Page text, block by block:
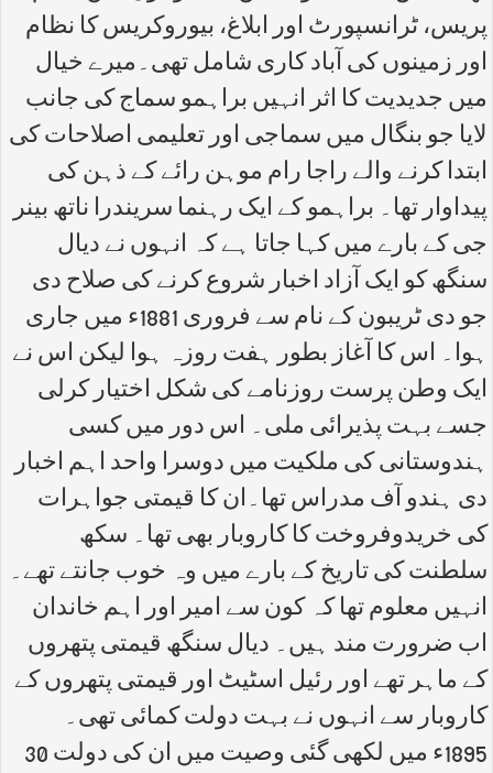
پریس، ٹرانسپورٹ اور ابلاغ، بیوروکریس کا نظام
اور زمینوں کی آباد کاری شامل تھی۔میرے خیال
میں جدیدیت کا اثر انہیں براہمو سماج کی جانب
لایا جو بنگال میں سماجی اور تعلیمی اصلاحات کی
ابتدا کرنے والے راجا رام موہن رائے کے ذہن کی
پیداوار تھا۔ براہمو کے ایک رہنما سریندرا ناتھ بینر
جی کے بارے میں کہا جاتا ہے کہ انہوں نے دیال
سنگھ کو ایک آزاد اخبار شروع کرنے کی صلاح دی
جو دی ٹریبون کے نام سے فروری 1881ء میں جاری
ہوا۔ اس کا آغاز بطور ہفت روزہ ہوا لیکن اس نے
ایک وطن پرست روزنامے کی شکل اختیار کرلی
جسے بہت پذیرائی ملی۔ اس دور میں کسی
ہندوستانی کی ملکیت میں دوسرا واحد اہم اخبار
دی ہندو آف مدراس تھا۔ان کا قیمتی جواہرات
کی خریدوفروخت کا کاروبار بھی تھا۔ سکھ
سلطنت کی تاریخ کے بارے میں وہ خوب جانتے تھے۔
انہیں معلوم تھا کہ کون سے امیر اور اہم خاندان
اب ضرورت مند ہیں۔ دیال سنگھ قیمتی پتھروں
کے ماہر تھے اور رئیل اسٹیٹ اور قیمتی پتھروں کے
کاروبار سے انہوں نے بہت دولت کمائی تھی۔
1895ء میں لکھی گئی وصیت میں ان کی دولت 30